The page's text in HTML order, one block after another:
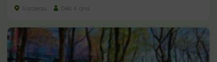
Sarzeau Dès 4 ans